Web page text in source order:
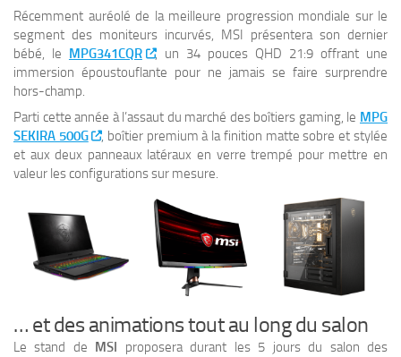
Récemment auréolé de la meilleure progression mondiale sur le
segment des moniteurs incurvés, MSI présentera son dernier
bébé, le MPG341CQR
, un 34 pouces QHD 21:9 offrant une
immersion époustouflante pour ne jamais se faire surprendre
hors-champ.
Parti cette année à l’assaut du marché des boîtiers gaming, le MPG
SEKIRA 500G
, boîtier premium à la finition matte sobre et stylée
et aux deux panneaux latéraux en verre trempé pour mettre en
valeur les configurations sur mesure.
… et des animations tout au long du salon
Le stand de MSI proposera durant les 5 jours du salon des